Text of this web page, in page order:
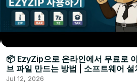
📦 EzyZip으로 온라인에서 무료로
브 파일 만드는 방법 | 소프트웨어 설
요
Jul 12, 2026